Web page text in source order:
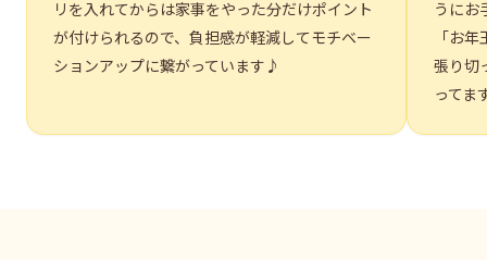
リを入れてからは家事をやった分だけポイント
が付けられるので、負担感が軽減してモチベー
ションアップに繋がっています♪
うにお
「お
張り切
ってま